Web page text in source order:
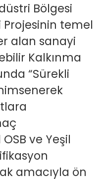
Bölgesi
temel
alan sanayi
Kalkınma
“Sürekli
ve Yeşil
amacıyla ön